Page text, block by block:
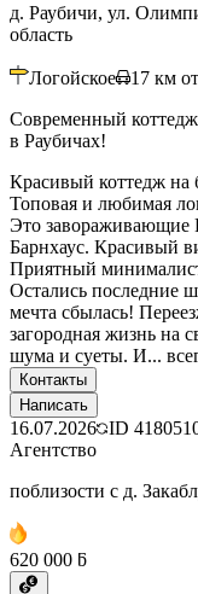
д. Раубичи, ул.
область
Логойское 17 км
Современный
в Раубичах!
Красивый коттедж на
Топовая и любимая
Это завораживающие
Барнхаус. Красивый
Приятный
Остались последние
мечта сбылась!
загородная жизнь на
шума и суеты. И...
Контакты
Написать
16.07.2026 ID
Агентство
поблизости с д.
620 000 ƃ